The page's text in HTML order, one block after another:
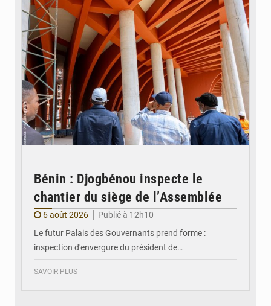
Bénin : Djogbénou inspecte le
chantier du siège de l’Assemblée
6 août 2026
Publié à 12h10
Le futur Palais des Gouvernants prend forme :
inspection d'envergure du président de…
SAVOIR PLUS